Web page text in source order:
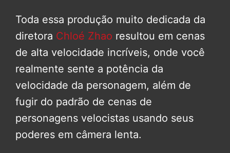
Toda essa produção muito dedicada da
diretora Chloé Zhao resultou em cenas
de alta velocidade incríveis, onde você
realmente sente a potência da
velocidade da personagem, além de
fugir do padrão de cenas de
personagens velocistas usando seus
poderes em câmera lenta.